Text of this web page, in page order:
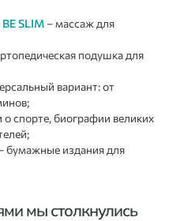
SLIM – массаж для
подушка для
вариант: от
о спорте, биографии великих
бумажные издания для
мы столкнулись